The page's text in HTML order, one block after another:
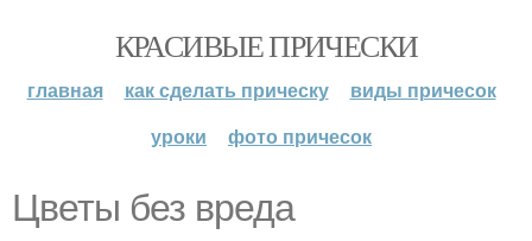
КРАСИВЫЕ ПРИЧЕСКИ
главная как сделать прическу
виды причесок
уроки
фото причесок
Цветы без вреда